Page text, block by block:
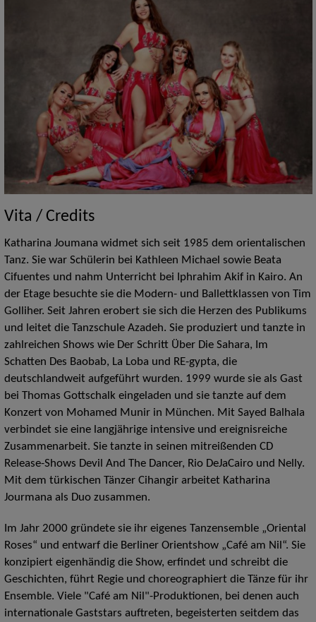
Vita / Credits
Katharina Joumana widmet sich seit 1985 dem orientalischen
Tanz. Sie war Schülerin bei Kathleen Michael sowie Beata
Cifuentes und nahm Unterricht bei Iphrahim Akif in Kairo. An
der Etage besuchte sie die Modern- und Ballettklassen von Tim
Golliher. Seit Jahren erobert sie sich die Herzen des Publikums
und leitet die Tanzschule Azadeh. Sie produziert und tanzte in
zahlreichen Shows wie Der Schritt Über Die Sahara, Im
Schatten Des Baobab, La Loba und RE-gypta, die
deutschlandweit aufgeführt wurden. 1999 wurde sie als Gast
bei Thomas Gottschalk eingeladen und sie tanzte auf dem
Konzert von Mohamed Munir in München. Mit Sayed Balhala
verbindet sie eine langjährige intensive und ereignisreiche
Zusammenarbeit. Sie tanzte in seinen mitreißenden CD
Release-Shows Devil And The Dancer, Rio DeJaCairo und Nelly.
Mit dem türkischen Tänzer Cihangir arbeitet Katharina
Jourmana als Duo zusammen.
Im Jahr 2000 gründete sie ihr eigenes Tanzensemble „Oriental
Roses“ und entwarf die Berliner Orientshow „Café am Nil“. Sie
konzipiert eigenhändig die Show, erfindet und schreibt die
Geschichten, führt Regie und choreographiert die Tänze für ihr
Ensemble. Viele "Café am Nil"-Produktionen, bei denen auch
internationale Gaststars auftreten, begeisterten seitdem das